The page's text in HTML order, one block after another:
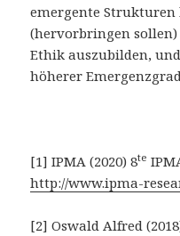
emergente
(hervorbringen
Ethik auszubilden,
höherer
[1] IPMA (2020) 8te
http://www.ipma-
[2] Oswald Alfred